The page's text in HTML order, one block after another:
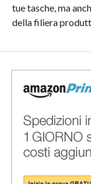
tue tasche, ma
della filiera